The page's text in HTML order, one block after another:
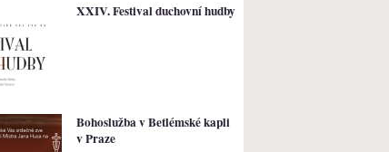
XXIV. Festival duchovní hudby
Bohoslužba v Betlémské kapli
v Praze